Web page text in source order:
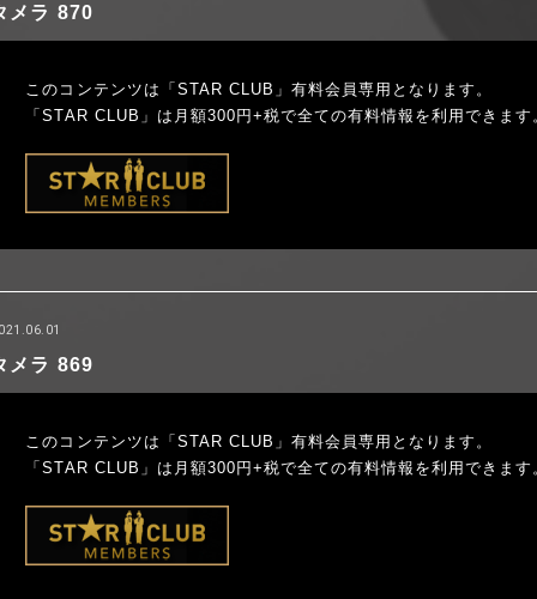
メラ 870
このコンテンツは「STAR CLUB」有料会員専用となります。
「STAR CLUB」は月額300円+税で全ての有料情報を利用できます
メラ 869
このコンテンツは「STAR CLUB」有料会員専用となります。
「STAR CLUB」は月額300円+税で全ての有料情報を利用できます